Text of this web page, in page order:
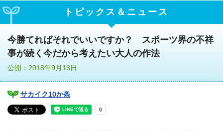
トピックス＆ニュース
今勝てればそれでいいですか？ スポーツ界の不祥
事が続く今だから考えたい大人の作法
公開：2018年9月13日
サカイク10か条